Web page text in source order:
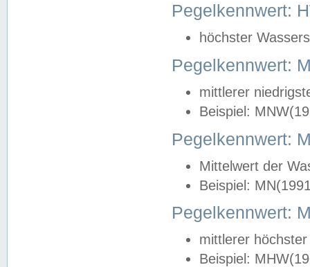
Pegelkennwert:
höchster
Pegelkennwert:
mittlerer
Beispiel:
Pegelkennwert:
Mittelwert der
Beispiel:
Pegelkennwert:
mittlerer
Beispiel: